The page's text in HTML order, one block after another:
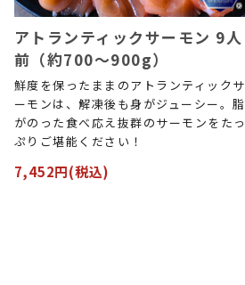
アトランティックサーモン 9人
前（約700～900g）
鮮度を保ったままのアトランティックサ
ーモンは、解凍後も身がジューシー。脂
がのった食べ応え抜群のサーモンをたっ
ぷりご堪能ください！
7,452円(税込)